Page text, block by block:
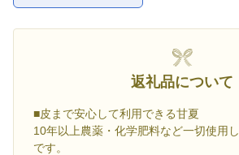
返礼品について
■皮まで安心して利用できる甘夏
10年以上農薬・化学肥料など一切使用
です。